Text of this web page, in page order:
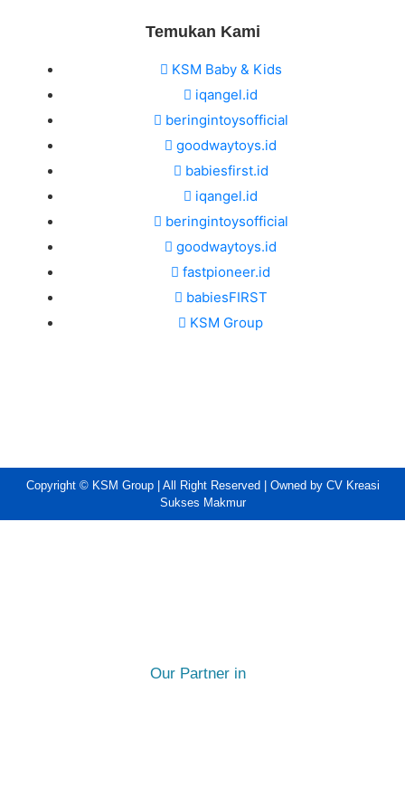
Temukan Kami
KSM Baby & Kids
iqangel.id
beringintoysofficial
goodwaytoys.id
babiesfirst.id
iqangel.id
beringintoysofficial
goodwaytoys.id
fastpioneer.id
babiesFIRST
KSM Group
Copyright © KSM Group | All Right Reserved | Owned by CV Kreasi
Sukses Makmur
Our Partner in